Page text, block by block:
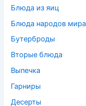
Блюда из яиц
Блюда народов мира
Бутерброды
Вторые блюда
Выпечка
Гарниры
Десерты